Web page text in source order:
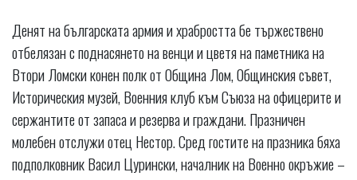
Денят на българската армия и храбростта бе тържествено
отбелязан с поднасянето на венци и цветя на паметника на
Втори Ломски конен полк от Община Лом, Общинския съвет,
Историческия музей, Военния клуб към Съюза на офицерите и
сержантите от запаса и резерва и граждани. Празничен
молебен отслужи отец Нестор. Сред гостите на празника бяха
подполковник Васил Цурински, началник на Военно окръжие –